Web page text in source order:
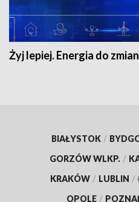
Żyj lepiej. Energia do zmian
BIAŁYSTOK /
GORZÓW WLKP. /
KRAKÓW / LUBLIN /
OPOLE /